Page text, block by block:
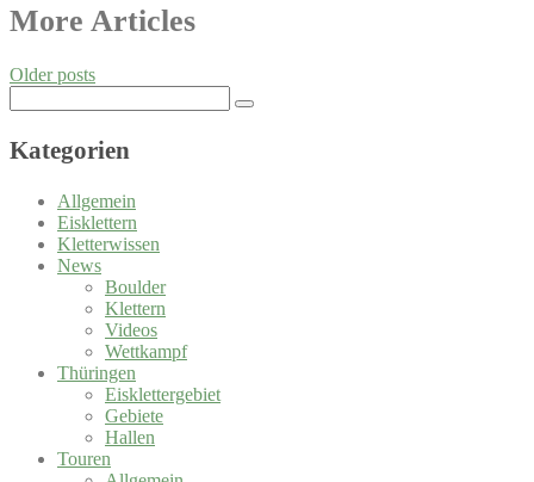
Posts
navigation
More Articles
Older posts
for:
Kategorien
Allgemein
Eisklettern
Kletterwissen
News
Boulder
Klettern
Videos
Wettkampf
Thüringen
Eisklettergebiet
Gebiete
Hallen
Touren